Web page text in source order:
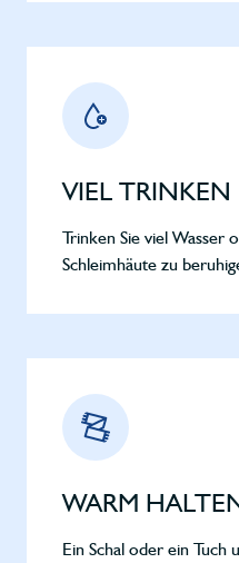
VIEL TRINKEN
Trinken Sie viel Wasser
Schleimhäute zu
WARM
Ein Schal oder ein